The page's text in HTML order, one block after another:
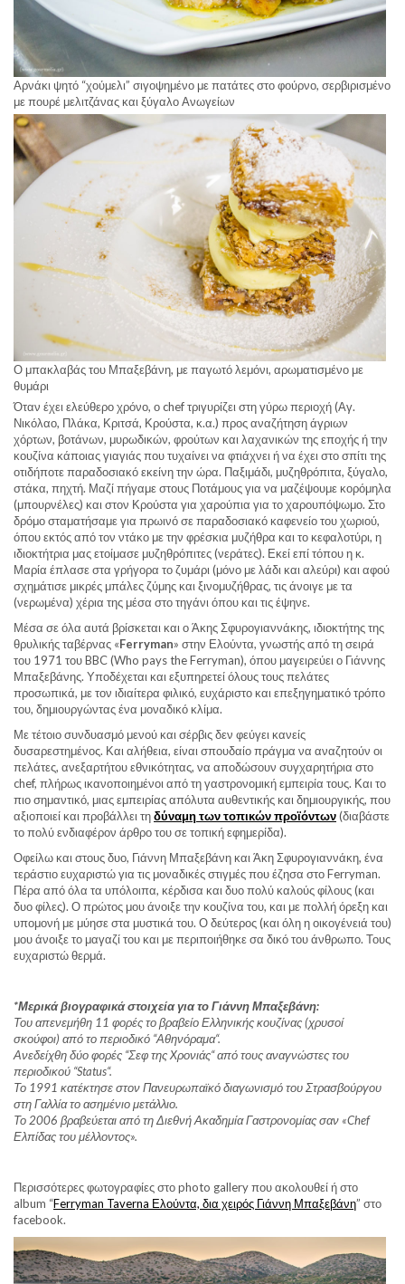
Αρνάκι ψητό “χούμελι” σιγοψημένο με πατάτες στο φούρνο, σερβιρισμένο
με πουρέ μελιτζάνας και ξύγαλο Ανωγείων
Ο μπακλαβάς του Μπαξεβάνη, με παγωτό λεμόνι, αρωματισμένο με
θυμάρι
Όταν έχει ελεύθερο χρόνο, ο chef τριγυρίζει στη γύρω περιοχή (Αγ.
Νικόλαο, Πλάκα, Κριτσά, Κρούστα, κ.α.) προς αναζήτηση άγριων
χόρτων, βοτάνων, μυρωδικών, φρούτων και λαχανικών της εποχής ή την
κουζίνα κάποιας γιαγιάς που τυχαίνει να φτιάχνει ή να έχει στο σπίτι της
οτιδήποτε παραδοσιακό εκείνη την ώρα. Παξιμάδι, μυζηθρόπιτα, ξύγαλο,
στάκα, πηχτή. Μαζί πήγαμε στους Ποτάμους για να μαζέψουμε κορόμηλα
(μπουρνέλες) και στον Κρούστα για χαρούπια για το χαρουπόψωμο. Στο
δρόμο σταματήσαμε για πρωινό σε παραδοσιακό καφενείο του χωριού,
όπου εκτός από τον ντάκο με την φρέσκια μυζήθρα και το κεφαλοτύρι, η
ιδιοκτήτρια μας ετοίμασε μυζηθρόπιτες (νεράτες). Εκεί επί τόπου η κ.
Μαρία έπλασε στα γρήγορα το ζυμάρι (μόνο με λάδι και αλεύρι) και αφού
σχημάτισε μικρές μπάλες ζύμης και ξινομυζήθρας, τις άνοιγε με τα
(νερωμένα) χέρια της μέσα στο τηγάνι όπου και τις έψηνε.
Μέσα σε όλα αυτά βρίσκεται και ο Άκης Σφυρογιαννάκης, ιδιοκτήτης της
θρυλικής ταβέρνας «Ferryman» στην Ελούντα, γνωστής από τη σειρά
του 1971 του BBC (Who pays the Ferryman), όπου μαγειρεύει ο Γιάννης
Μπαξεβάνης. Υποδέχεται και εξυπηρετεί όλους τους πελάτες
προσωπικά, με τον ιδιαίτερα φιλικό, ευχάριστο και επεξηγηματικό τρόπο
του, δημιουργώντας ένα μοναδικό κλίμα.
Με τέτοιο συνδυασμό μενού και σέρβις δεν φεύγει κανείς
δυσαρεστημένος. Και αλήθεια, είναι σπουδαίο πράγμα να αναζητούν οι
πελάτες, ανεξαρτήτου εθνικότητας, να αποδώσουν συγχαρητήρια στο
chef, πλήρως ικανοποιημένοι από τη γαστρονομική εμπειρία τους. Και το
πιο σημαντικό, μιας εμπειρίας απόλυτα αυθεντικής και δημιουργικής, που
αξιοποιεί και προβάλλει τηδύναμη των τοπικών προϊόντων(διαβάστε
το πολύ ενδιαφέρον άρθρο του σε τοπική εφημερίδα).
Οφείλω και στους δυο, Γιάννη Μπαξεβάνη και Άκη Σφυρογιαννάκη, ένα
τεράστιο ευχαριστώ για τις μοναδικές στιγμές που έζησα στο Ferryman.
Πέρα από όλα τα υπόλοιπα, κέρδισα και δυο πολύ καλούς φίλους (και
δυο φίλες). Ο πρώτος μου άνοιξε την κουζίνα του, και με πολλή όρεξη και
υπομονή με μύησε στα μυστικά του. Ο δεύτερος (και όλη η οικογένειά του)
μου άνοιξε το μαγαζί του και με περιποιήθηκε σα δικό του άνθρωπο. Τους
ευχαριστώ θερμά.
*Μερικά βιογραφικά στοιχεία για το Γιάννη Μπαξεβάνη:
Του απενεμήθη 11 φορές το βραβείο Ελληνικής κουζίνας (χρυσοί
σκούφοι) από το περιοδικό “Αθηνόραμα“.
Ανεδείχθη δύο φορές “Σεφ της Xρονιάς“ από τους αναγνώστες του
περιοδικού “Status“.
Το 1991 κατέκτησε στον Πανευρωπαϊκό διαγωνισμό του Στρασβούργου
στη Γαλλία το ασημένιο μετάλλιο.
Το 2006 βραβεύεται από τη Διεθνή Ακαδημία Γαστρονομίας σαν «Chef
Ελπίδας του μέλλοντος».
Περισσότερες φωτογραφίες στο photo gallery που ακολουθεί ή στο
album “Ferryman Taverna Ελούντα, δια χειρός Γιάννη Μπαξεβάνη” στο
facebook.